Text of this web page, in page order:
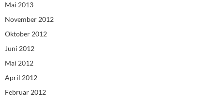
Mai 2013
November 2012
Oktober 2012
Juni 2012
Mai 2012
April 2012
Februar 2012